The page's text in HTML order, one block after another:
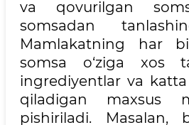
va qovurilgan
somsadan
Mamlakatning har
somsa o‘ziga xos
ingrediyentlar va
qiladigan maxsus
pishiriladi. Masalan,